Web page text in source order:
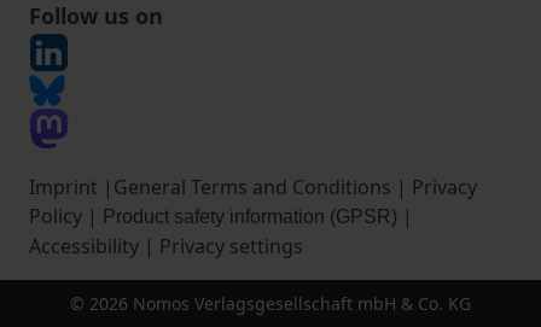
Follow us on
Imprint | General Terms and Conditions | Privacy
Policy | Product safety information (GPSR) |
Accessibility | Privacy settings
© 2026 Nomos Verlagsgesellschaft mbH & Co. KG